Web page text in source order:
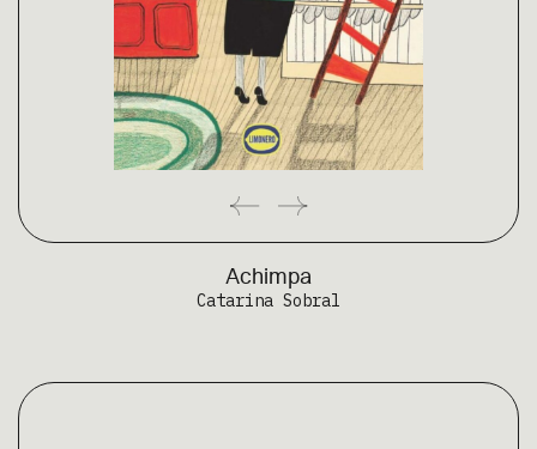
Achimpa
Catarina Sobral